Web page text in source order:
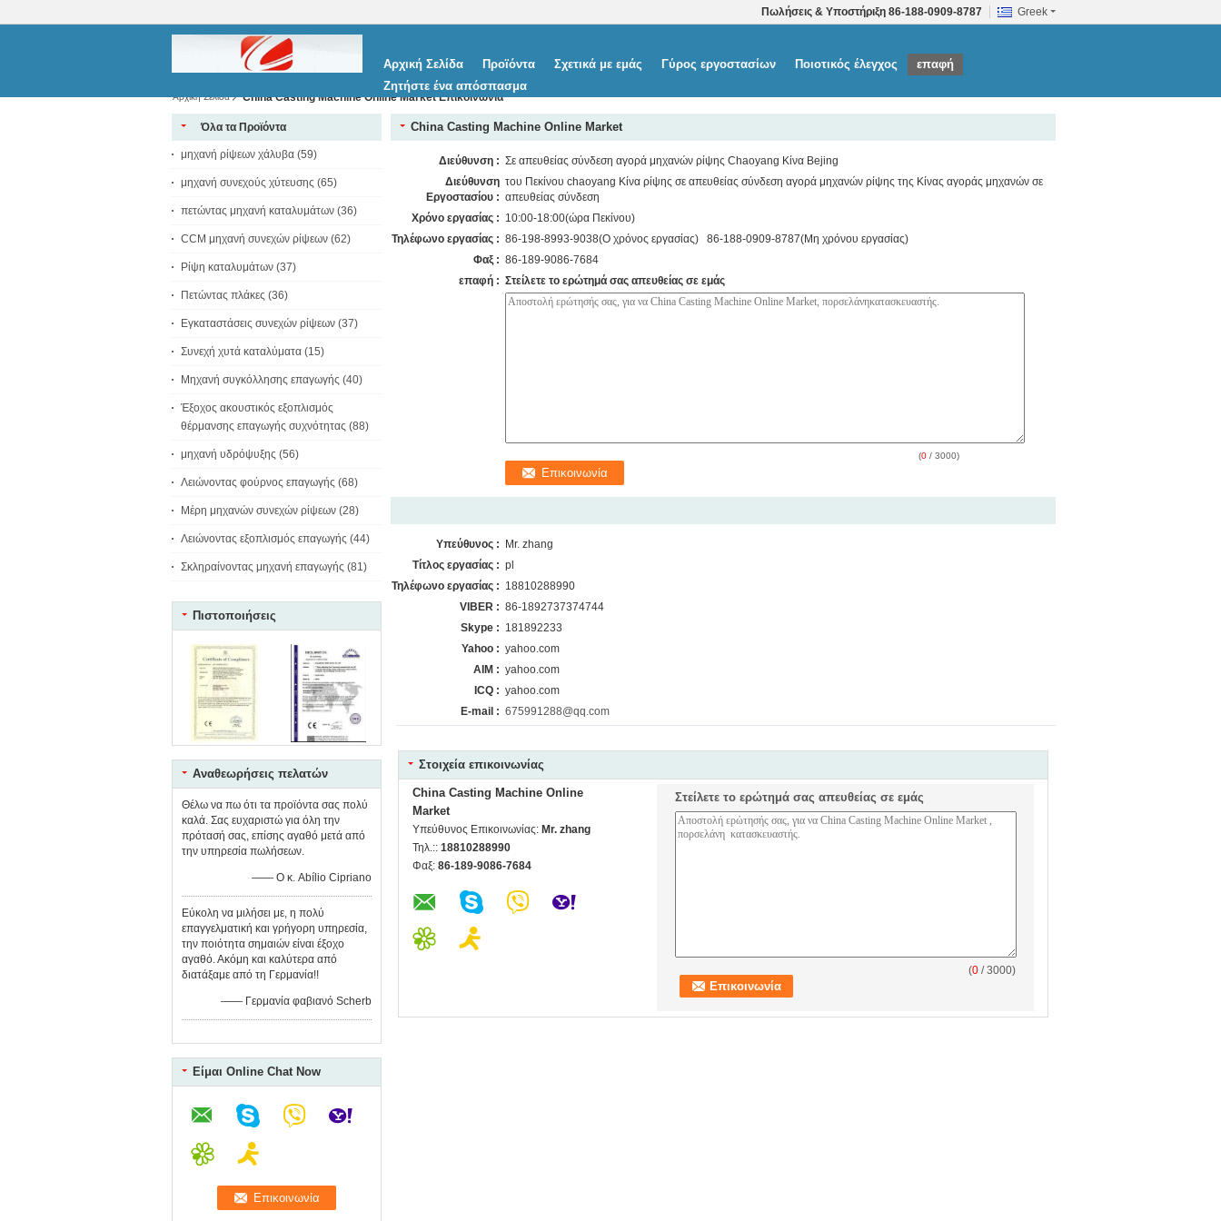
Greek
Πωλήσεις & Υποστήριξη 86-188-0909-8787
Αρχική Σελίδα Προϊόντα Σχετικά με εμάς Γύρος εργοστασίων Ποιοτικός έλεγχος
επαφή
Ζητήστε ένα απόσπασμα
Αρχική Σελίδα China Casting Machine Online Market Επικοινωνία
Όλα τα Προϊόντα
μηχανή ρίψεων χάλυβα (59)
μηχανή συνεχούς χύτευσης (65)
πετώντας μηχανή καταλυμάτων (36)
CCM μηχανή συνεχών ρίψεων (62)
Ρίψη καταλυμάτων (37)
Πετώντας πλάκες (36)
Εγκαταστάσεις συνεχών ρίψεων (37)
Συνεχή χυτά καταλύματα (15)
Μηχανή συγκόλλησης επαγωγής (40)
Έξοχος ακουστικός εξοπλισμός
θέρμανσης επαγωγής συχνότητας (88)
μηχανή υδρόψυξης (56)
Λειώνοντας φούρνος επαγωγής (68)
Μέρη μηχανών συνεχών ρίψεων (28)
Λειώνοντας εξοπλισμός επαγωγής (44)
Σκληραίνοντας μηχανή επαγωγής (81)
Πιστοποιήσεις
Αναθεωρήσεις πελατών
Θέλω να πω ότι τα προϊόντα σας πολύ
καλά. Σας ευχαριστώ για όλη την
πρότασή σας, επίσης αγαθό μετά από
την υπηρεσία πωλήσεων.
—— Ο κ. Abílio Cipriano
Εύκολη να μιλήσει με, η πολύ
επαγγελματική και γρήγορη υπηρεσία,
την ποιότητα σημαιών είναι έξοχο
αγαθό. Ακόμη και καλύτερα από
διατάξαμε από τη Γερμανία!!
—— Γερμανία φαβιανό Scherb
Είμαι Online Chat Now
China Casting Machine Online Market
Διεύθυνση : Σε απευθείας σύνδεση αγορά μηχανών ρίψης Chaoyang Κίνα Bejing
Διεύθυνση
Εργοστασίου :
του Πεκίνου chaoyang Κίνα ρίψης σε απευθείας σύνδεση αγορά μηχανών ρίψης της Κίνας αγοράς μηχανών σε
απευθείας σύνδεση
Χρόνο εργασίας : 10:00-18:00(ώρα Πεκίνου)
Τηλέφωνο εργασίας : 86-198-8993-9038(Ο χρόνος εργασίας) 86-188-0909-8787(Μη χρόνου εργασίας)
Φαξ : 86-189-9086-7684
επαφή : Στείλετε το ερώτημά σας απευθείας σε εμάς
(0 / 3000)
Υπεύθυνος :
Mr. zhang
Τίτλος εργασίας : pl
Τηλέφωνο εργασίας : 18810288990
VIBER : 86-1892737374744
Skype : 181892233
Yahoo : yahoo.com
AIM : yahoo.com
ICQ : yahoo.com
E-mail : 675991288@qq.com
Στοιχεία επικοινωνίας
China Casting Machine Online
Market
Υπεύθυνος Επικοινωνίας: Mr. zhang
Τηλ.:: 18810288990
Φαξ: 86-189-9086-7684
Στείλετε το ερώτημά σας απευθείας σε εμάς
(0 / 3000)